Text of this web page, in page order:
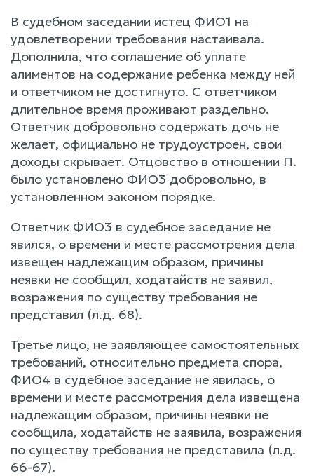
В судебном заседании истец ФИО1 на
удовлетворении требования настаивала.
Дополнила, что соглашение об уплате
алиментов на содержание ребенка между ней
и ответчиком не достигнуто. С ответчиком
длительное время проживают раздельно.
Ответчик добровольно содержать дочь не
желает, официально не трудоустроен, свои
доходы скрывает. Отцовство в отношении П.
было установлено ФИО3 добровольно, в
установленном законом порядке.
Ответчик ФИО3 в судебное заседание не
явился, о времени и месте рассмотрения дела
извещен надлежащим образом, причины
неявки не сообщил, ходатайств не заявил,
возражения по существу требования не
представил (л.д. 68).
Третье лицо, не заявляющее самостоятельных
требований, относительно предмета спора,
ФИО4 в судебное заседание не явилась, о
времени и месте рассмотрения дела извещена
надлежащим образом, причины неявки не
сообщила, ходатайств не заявила, возражения
по существу требования не представила (л.д.
66-67).